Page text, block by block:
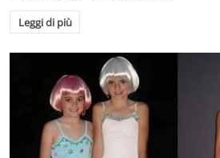
Leggi di più